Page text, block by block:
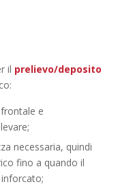
il prelievo/deposito
e
necessaria, quindi
fino a quando il